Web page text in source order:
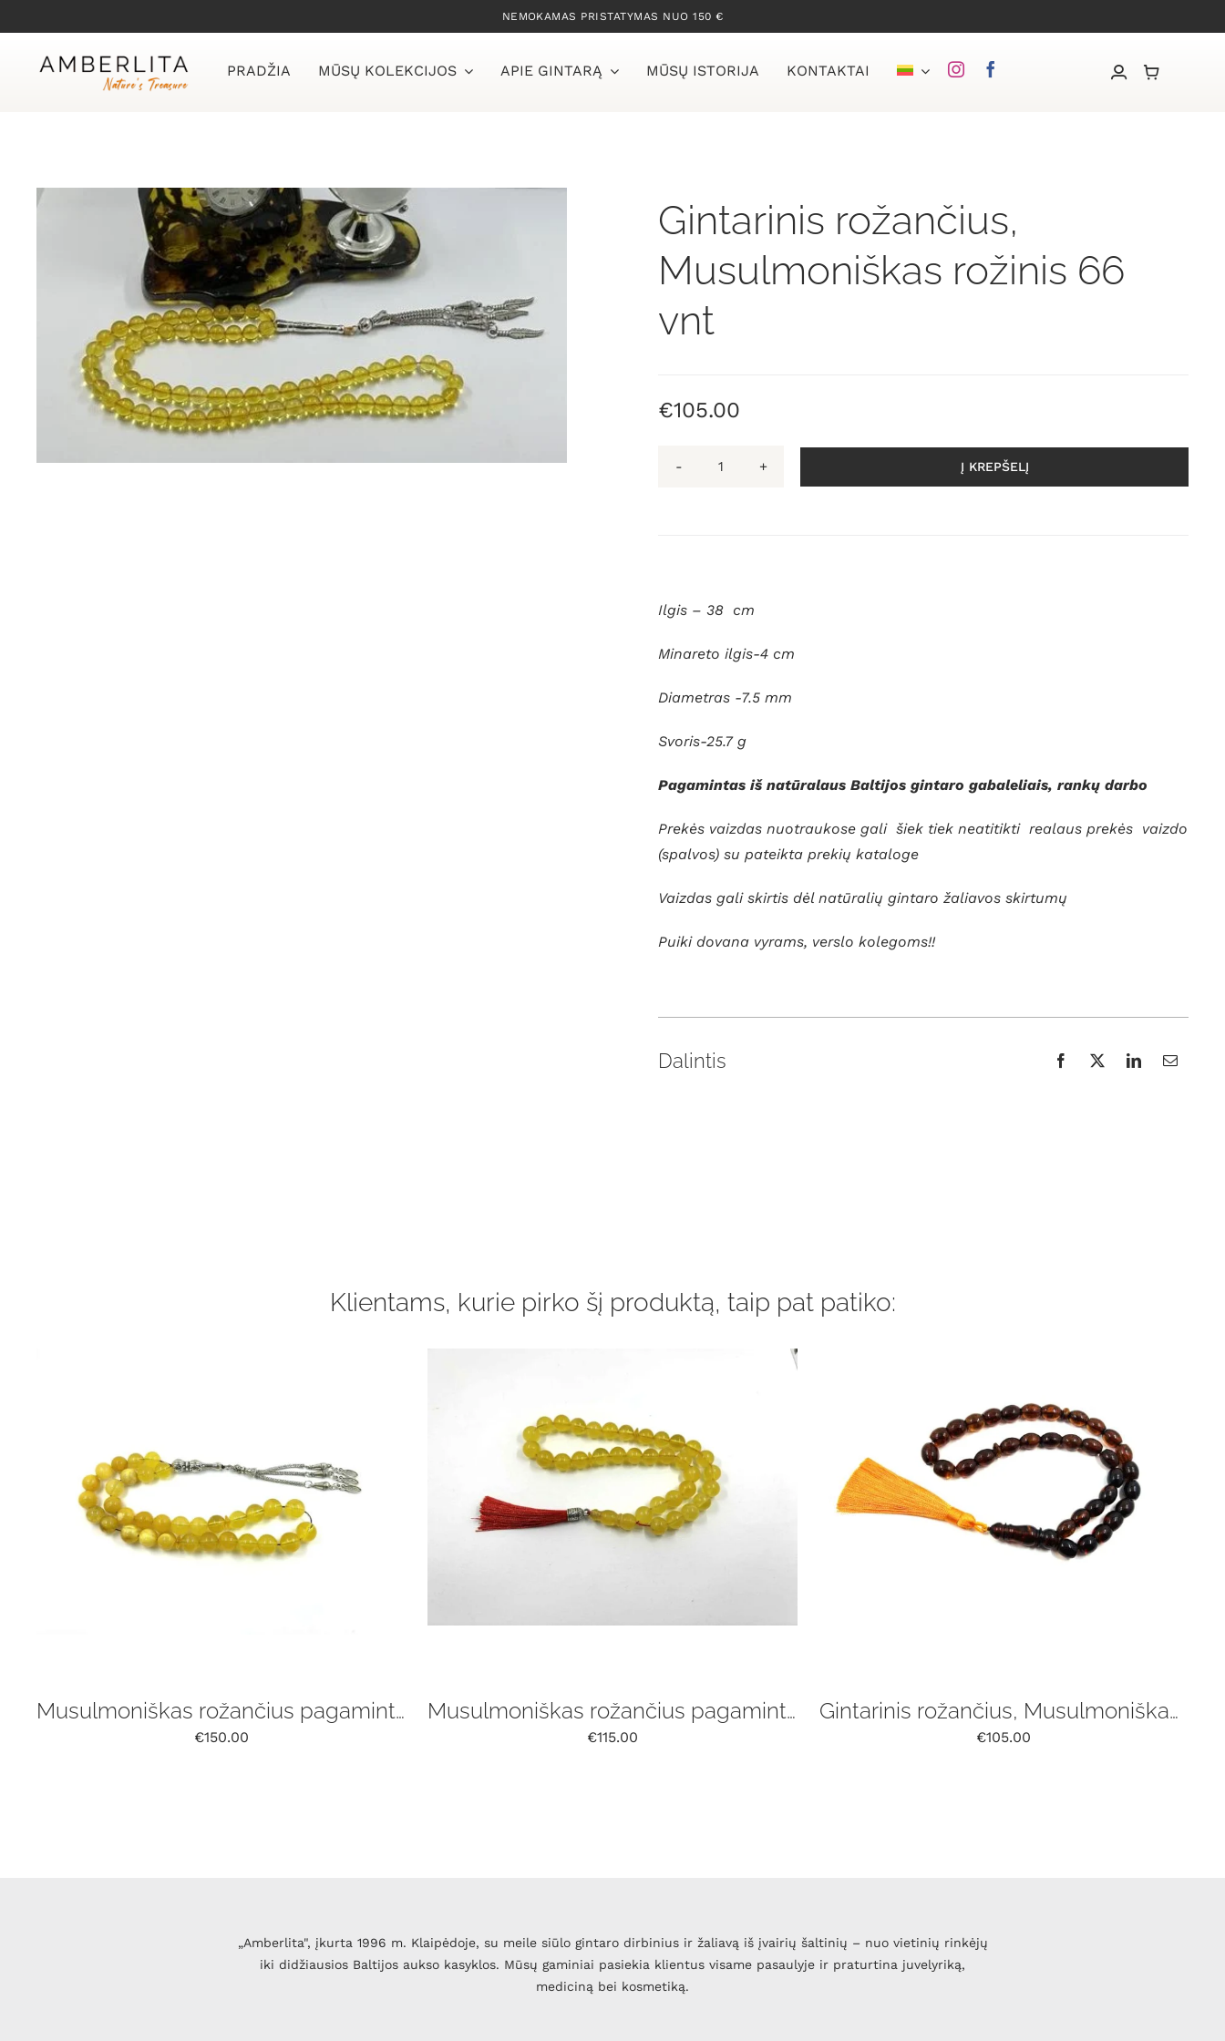
to
content
NEMOKAMAS PRISTATYMAS NUO 150 €
PRADŽIA MŪSŲ KOLEKCIJOS APIE GINTARĄ MŪSŲ ISTORIJA KONTAKTAI
Gintarinis rožančius,
Musulmoniškas rožinis 66
vnt
€105.00
66
Į KREPŠELĮ
Ilgis – 38 cm
Minareto ilgis-4 cm
Diametras -7.5 mm
Svoris-25.7 g
Pagamintas iš natūralaus Baltijos gintaro gabaleliais, rankų darbo
Prekės vaizdas nuotraukose gali šiek tiek neatitikti realaus prekės vaizdo
(spalvos) su pateikta prekių kataloge
Vaizdas gali skirtis dėl natūralių gintaro žaliavos skirtumų
Puiki dovana vyrams, verslo kolegoms!!
Dalintis
Klientams, kurie pirko šį produktą, taip pat patiko:
Musulmoniškas rožančius pagamintas iš natūralaus Baltijos gintaro, 33 vnt
€150.00
Musulmoniškas rožančius pagamintas iš natūralaus Baltijos gintaro, 33 vnt
€115.00
Gintarinis rožančius, Musulmoniškas rožinis 33 vnt, tasbih
€105.00
„Amberlita", įkurta 1996 m. Klaipėdoje, su meile siūlo gintaro dirbinius ir žaliavą iš įvairių šaltinių – nuo vietinių rinkėjų
iki didžiausios Baltijos aukso kasyklos. Mūsų gaminiai pasiekia klientus visame pasaulyje ir praturtina juvelyriką,
mediciną bei kosmetiką.